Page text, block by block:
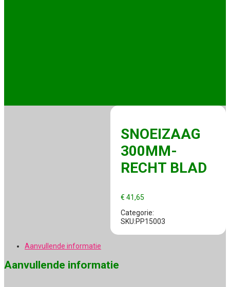
SNOEIZAAG
300MM-
RECHT BLAD
€ 41,65
Categorie:
SKU:PP15003
Aanvullende informatie
Aanvullende informatie